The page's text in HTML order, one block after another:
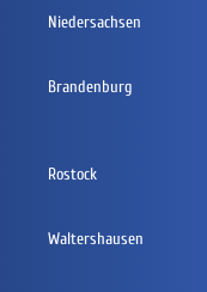
Niedersachsen
Brandenburg
Rostock
Waltershausen